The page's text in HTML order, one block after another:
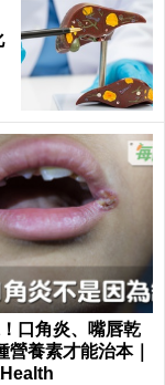
口角炎、嘴唇乾
營養素才能治本｜